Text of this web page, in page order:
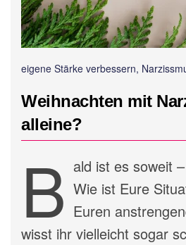
eigene Stärke verbessern,
Weihnachten mit
alleine?
B ald ist es soweit
Wie ist Eure
Euren
wisst ihr vielleicht sogar